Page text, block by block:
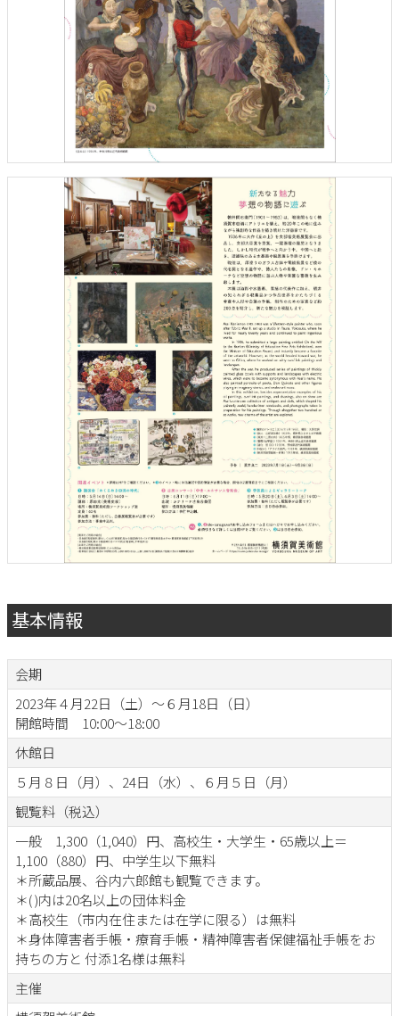
基本情報
会期
2023年４月22日（土）～６月18日（日）
開館時間 10:00～18:00
休館日
５月８日（月）、24日（水）、６月５日（月）
観覧料（税込）
一般 1,300（1,040）円、高校生・大学生・65歳以上＝
1,100（880）円、中学生以下無料
＊所蔵品展、谷内六郎館も観覧できます。
＊( )内は20名以上の団体料金
＊高校生（市内在住または在学に限る）は無料
＊身体障害者手帳・療育手帳・精神障害者保健福祉手帳をお
持ちの方と 付添1名様は無料
主催